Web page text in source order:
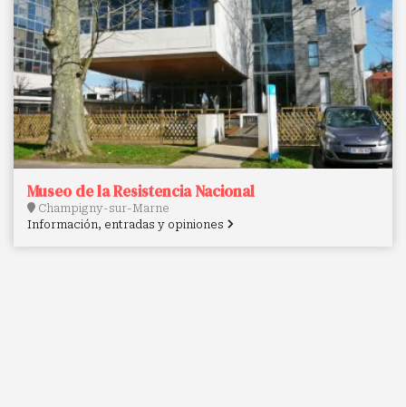
Museo de la Resistencia Nacional
Champigny-sur-Marne
Información, entradas y opiniones